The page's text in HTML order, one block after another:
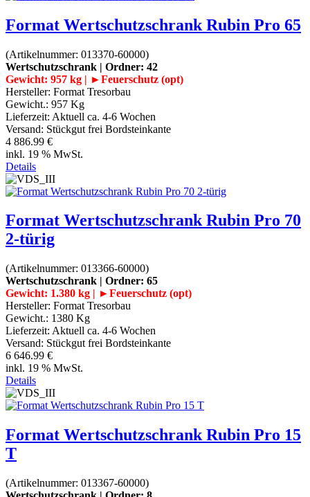
Format Wertschutzschrank Rubin Pro 65
(Artikelnummer: 013370-60000)
Wertschutzschrank | Ordner: 42
Gewicht: 957 kg | ►Feuerschutz (opt)
Hersteller: Format Tresorbau
Gewicht.: 957 Kg
Lieferzeit: Aktuell ca. 4-6 Wochen
Versand: Stückgut frei Bordsteinkante
4 886.99 €
inkl. 19 % MwSt.
Details
Format Wertschutzschrank Rubin Pro 70
2-türig
(Artikelnummer: 013366-60000)
Wertschutzschrank | Ordner: 65
Gewicht: 1.380 kg | ►Feuerschutz (opt)
Hersteller: Format Tresorbau
Gewicht.: 1380 Kg
Lieferzeit: Aktuell ca. 4-6 Wochen
Versand: Stückgut frei Bordsteinkante
6 646.99 €
inkl. 19 % MwSt.
Details
Format Wertschutzschrank Rubin Pro 15
T
(Artikelnummer: 013367-60000)